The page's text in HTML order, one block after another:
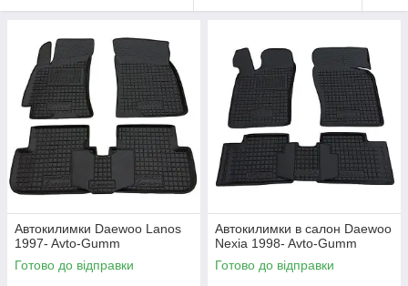
Автокилимки Daewoo Lanos
1997- Avto-Gumm
Готово до відправки
Автокилимки в салон Daewoo
Nexia 1998- Avto-Gumm
Готово до відправки